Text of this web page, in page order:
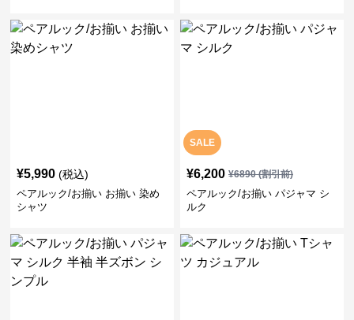
¥5,990 (税込)
ペアルック/お揃い お揃い 染め
シャツ
SALE
¥6,200 ¥6890(割引前)
ペアルック/お揃い パジャマ シ
ルク